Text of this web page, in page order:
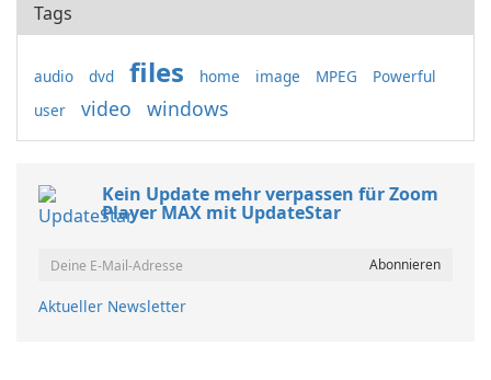
Tags
audio dvd files home image MPEG
Powerful
user
video windows
Kein Update mehr verpassen für Zoom
Player MAX mit UpdateStar
Aktueller Newsletter